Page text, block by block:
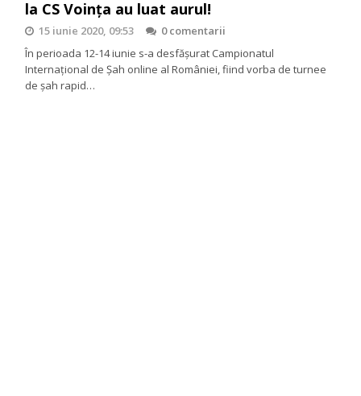
la CS Voința au luat aurul!
15 iunie 2020, 09:53
0 comentarii
În perioada 12-14 iunie s-a desfăşurat Campionatul
Internaţional de Şah online al României, fiind vorba de turnee
de şah rapid…